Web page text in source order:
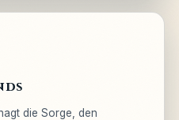
die Sorge, den